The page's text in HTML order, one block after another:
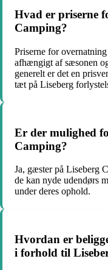
Hvad er priserne
Camping?
Priserne for
afhængigt af sæsonen
generelt er det en
tæt på Liseberg
Er der mulighed
Camping?
Ja, gæster på Liseberg
de kan nyde udendørs
under deres ophold.
Hvordan er
i forhold til